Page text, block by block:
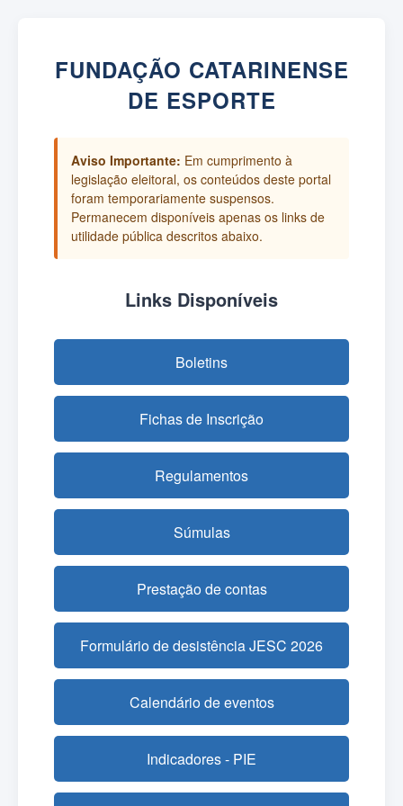
FUNDAÇÃO CATARINENSE
DE ESPORTE
Aviso Importante: Em cumprimento à
legislação eleitoral, os conteúdos deste portal
foram temporariamente suspensos.
Permanecem disponíveis apenas os links de
utilidade pública descritos abaixo.
Links Disponíveis
Boletins
Fichas de Inscrição
Regulamentos
Súmulas
Prestação de contas
Formulário de desistência JESC 2026
Calendário de eventos
Indicadores - PIE